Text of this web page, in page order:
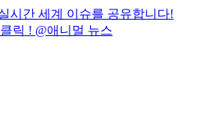
시간 세계 이슈를 공유합니다!
릭 ! @애니멀 뉴스